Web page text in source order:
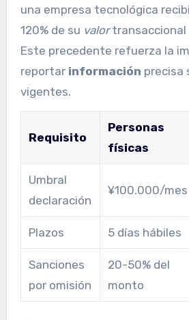
una empresa tecnológica
120% de su valortransaccional
Este precedente refuerza la
reportar información precisa
vigentes.
Requisito
Personas
físicas
Umbral
declaración
¥100.000/mes
Plazos 5 días hábiles
Sanciones
por omisión
20-50% del
monto